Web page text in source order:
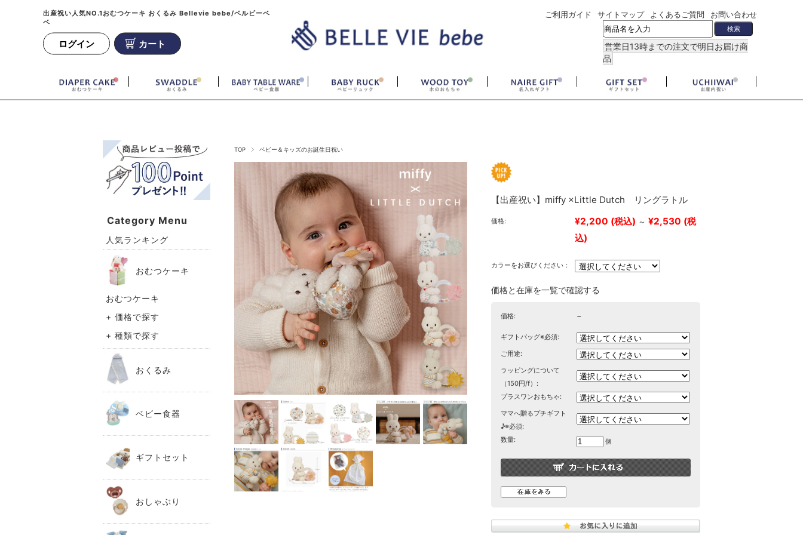
出産祝い人気NO.1おむつケーキ おくるみ Bellevie bebe/ベルビーベ
ベ
ログイン カート
ご利用ガイド サイトマップ よくあるご質問 お問い合わせ
営業日13時までの注文で明日お届け商
品
TOP ベビー＆キッズのお誕生日祝い
【出産祝い】miffy ×Little Dutch リングラトル
価格: ¥2,200 (税込) ～ ¥2,530 (税
込)
カラーをお選びください：
価格と在庫を一覧で確認する
価格: −
ギフトバッグ※必須:
ご用途:
ラッピングについて
（150円/f）:
プラスワンおもちゃ:
ママへ贈るプチギフト
♪※必須:
数量:
個
Category Menu
人気ランキング
おむつケーキ
おむつケーキ
+ 価格で探す
+ 種類で探す
おくるみ
ベビー食器
ギフトセット
おしゃぶり